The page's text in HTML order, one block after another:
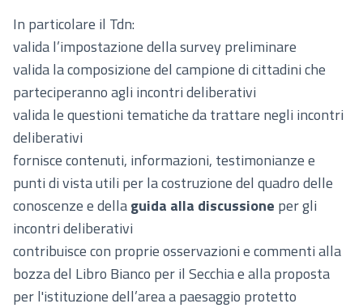
In particolare il Tdn:
valida l’impostazione della survey preliminare
valida la composizione del campione di cittadini che
parteciperanno agli incontri deliberativi
valida le questioni tematiche da trattare negli incontri
deliberativi
fornisce contenuti, informazioni, testimonianze e
punti di vista utili per la costruzione del quadro delle
conoscenze e dellaguida alla discussione per gli
incontri deliberativi
contribuisce con proprie osservazioni e commenti alla
bozza del Libro Bianco per il Secchia e alla proposta
per l'istituzione dell’area a paesaggio protetto